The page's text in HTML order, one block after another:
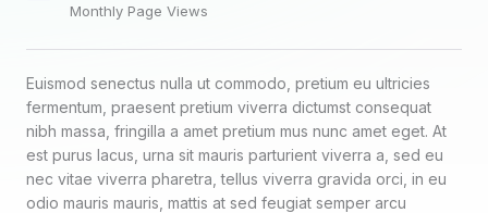
Monthly Page Views
Euismod senectus nulla ut commodo, pretium eu ultricies
fermentum, praesent pretium viverra dictumst consequat
nibh massa, fringilla a amet pretium mus nunc amet eget. At
est purus lacus, urna sit mauris parturient viverra a, sed eu
nec vitae viverra pharetra, tellus viverra gravida orci, in eu
odio mauris mauris, mattis at sed feugiat semper arcu